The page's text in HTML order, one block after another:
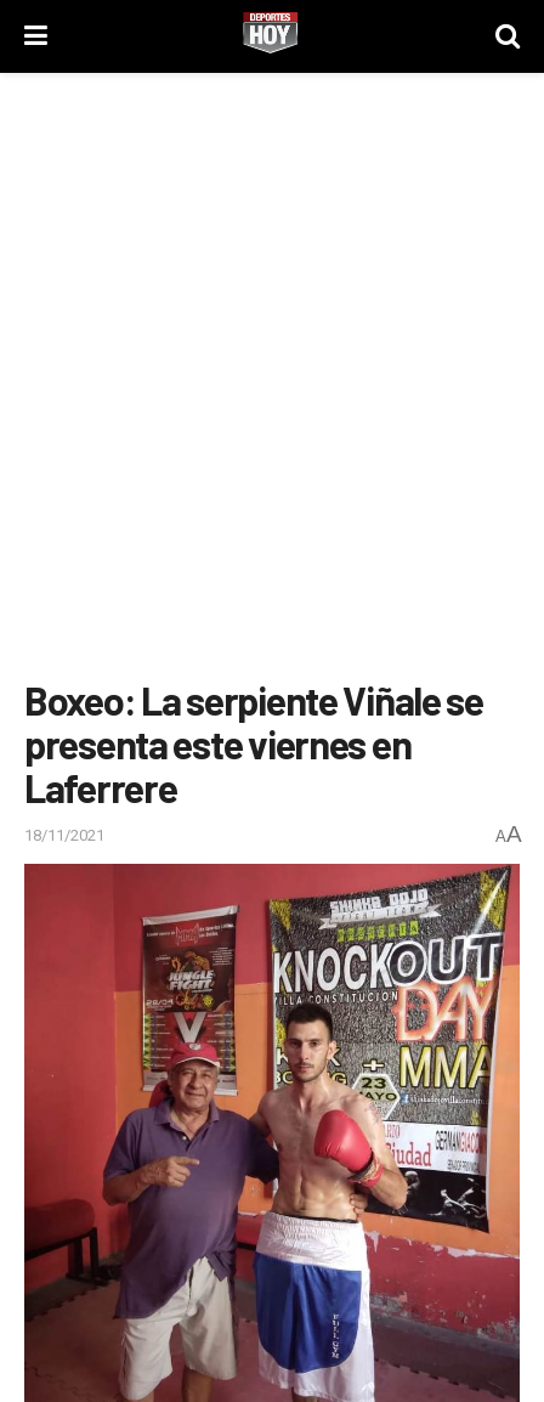
Boxeo: La serpiente Viñale se
presenta este viernes en
Laferrere
18/11/2021 AA